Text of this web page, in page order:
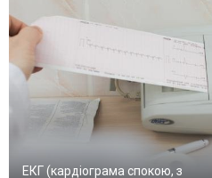
ЕКГ (кардіограма спокою, з